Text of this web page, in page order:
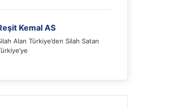
Kemal AS
Alan Türkiye’den Silah Satan